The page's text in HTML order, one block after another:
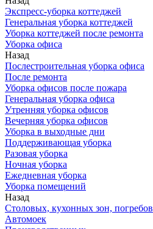
Экспресс-уборка коттеджей
Генеральная уборка коттеджей
Уборка коттеджей после ремонта
Уборка офиса
Назад
Послестроительная уборка офиса
После ремонта
Уборка офисов после пожара
Генеральная уборка офиса
Утренняя уборка офисов
Вечерняя уборка офисов
Уборка в выходные дни
Поддерживающая уборка
Разовая уборка
Ночная уборка
Ежедневная уборка
Уборка помещений
Назад
Столовых, кухонных зон, погребов
Автомоек